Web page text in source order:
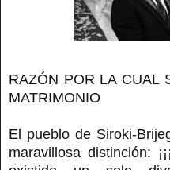
RAZÓN POR LA CUAL
MATRIMONIO
El pueblo de Siroki-
maravillosa distinción: